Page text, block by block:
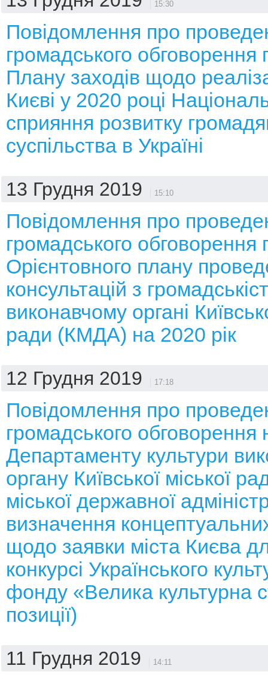
15:30
Повідомлення про
громадського обговорення
Плану заходів щодо
Києві у 2020 році
сприяння розвитку
суспільства в Україні
13 Грудня 2019 15:10
Повідомлення про
громадського обговорення
Орієнтовного плану
консультацій з
виконавчому органі
ради (КМДА) на 2020 рік
12 Грудня 2019 17:18
Повідомлення про
громадського обговорення
Департаменту культури
органу Київської міської
міської державної
визначення
щодо заявки міста Києва
конкурсі Українського
фонду «Велика культурна
позиції)
11 Грудня 2019 14:11